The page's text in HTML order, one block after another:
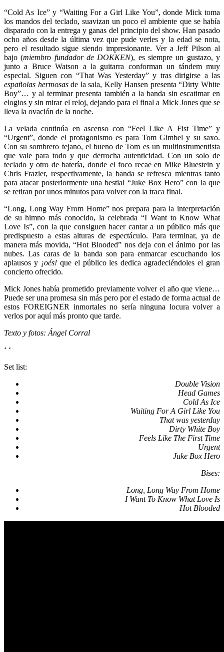
“Cold As Ice” y “Waiting For a Girl Like You”, donde Mick toma
los mandos del teclado, suavizan un poco el ambiente que se había
disparado con la entrega y ganas del principio del show. Han pasado
ocho años desde la última vez que pude verles y la edad se nota,
pero el resultado sigue siendo impresionante. Ver a Jeff Pilson al
bajo (miembro fundador de DOKKEN), es siempre un gustazo, y
junto a Bruce Watson a la guitarra conforman un tándem muy
especial. Siguen con “That Was Yesterday” y tras dirigirse a las
españolas hermosasde la sala, Kelly Hansen presenta “Dirty White
Boy”… y al terminar presenta también a la banda sin escatimar en
elogios y sin mirar el reloj, dejando para el final a Mick Jones que se
lleva la ovación de la noche.
La velada continúa en ascenso con “Feel Like A Fist Time” y
“Urgent”, donde el protagonismo es para Tom Gimbel y su saxo.
Con su sombrero tejano, el bueno de Tom es un multinstrumentista
que vale para todo y que derrocha autenticidad. Con un solo de
teclado y otro de batería, donde el foco recae en Mike Bluestein y
Chris Frazier, respectivamente, la banda se refresca mientras tanto
para atacar posteriormente una bestial “Juke Box Hero” con la que
se retiran por unos minutos para volver con la traca final.
“Long, Long Way From Home” nos prepara para la interpretación
de su himno más conocido, la celebrada “I Want to Know What
Love Is”, con la que consiguen hacer cantar a un público más que
predispuesto a estas alturas de espectáculo. Para terminar, ya de
manera más movida, “Hot Blooded” nos deja con el ánimo por las
nubes. Las caras de la banda son para enmarcar escuchando los
aplausos y ¡oés!que el público les dedica agradeciéndoles el gran
concierto ofrecido.
Mick Jones había prometido previamente volver el año que viene…
Puede ser una promesa sin más pero por el estado de forma actual de
estos FOREIGNER inmortales no sería ninguna locura volver a
verlos por aquí más pronto que tarde.
Texto y fotos: Ángel Corral
‘ ‘
Set list:
Double Vision
Head Games
Cold As Ice
Waiting For A Girl Like You
That was yesterday
Dirty White Boy
Feels Like The First Time
Urgent
Juke Box Hero
Bises:
Long, Long Way From Home
I Want To Know What Love Is
Hot Blooded